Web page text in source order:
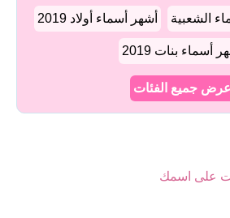
الشعبية أشهر أسماء أولاد 2019
أسماء بنات 2019
عرض جميع الفئات
على اسمك